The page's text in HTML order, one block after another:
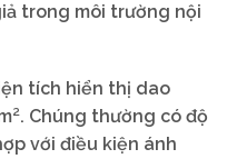
trong môi trường nội
tích hiển thị dao
Chúng thường có độ
với điều kiện ánh